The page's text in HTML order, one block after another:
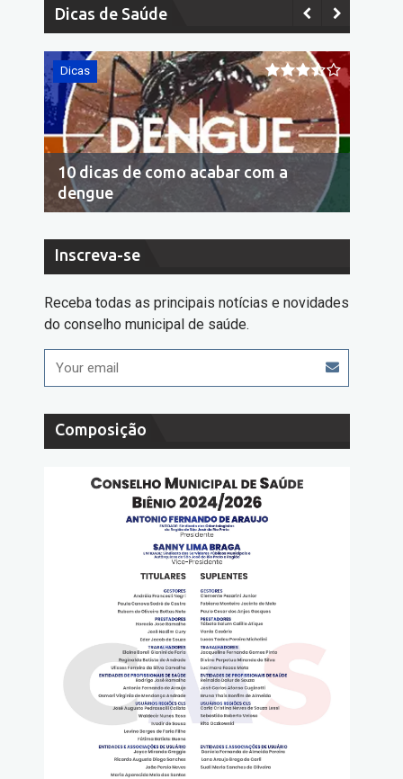
Dicas de Saúde
Dicas
10 dicas de como acabar com a
dengue
Inscreva-se
Receba todas as principais notícias e novidades
do conselho municipal de saúde.
Composição